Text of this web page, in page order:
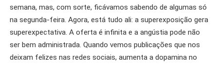
semana, mas, com sorte, ficávamos sabendo de algumas só
na segunda-feira. Agora, está tudo ali: a superexposição gera
superexpectativa. A oferta é infinita e a angústia pode não
ser bem administrada. Quando vemos publicações que nos
deixam felizes nas redes sociais, aumenta a dopamina no